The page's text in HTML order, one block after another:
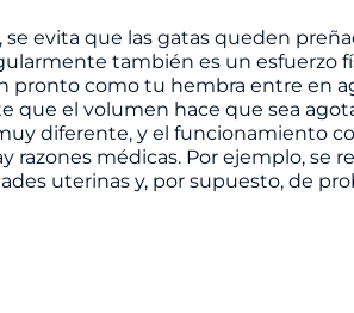
se evita que las gatas queden
también es un esfuerzo
pronto como tu hembra entre en
que el volumen hace que sea
diferente, y el funcionamiento
razones médicas. Por ejemplo, se
uterinas y, por supuesto, de